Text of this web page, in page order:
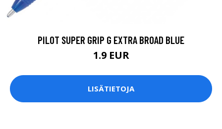
PILOT SUPER GRIP G EXTRA BROAD BLUE
1.9 EUR
LISÄTIETOJA